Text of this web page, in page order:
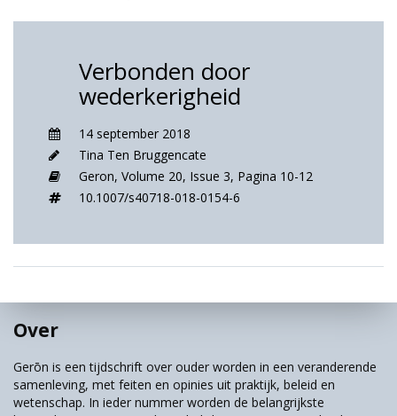
Verbonden door
wederkerigheid
14 september 2018
Tina Ten Bruggencate
Geron, Volume 20, Issue 3, Pagina 10-12
10.1007/s40718-018-0154-6
Over
Gerōn is een tijdschrift over ouder worden in een veranderende
samenleving, met feiten en opinies uit praktijk, beleid en
wetenschap. In ieder nummer worden de belangrijkste